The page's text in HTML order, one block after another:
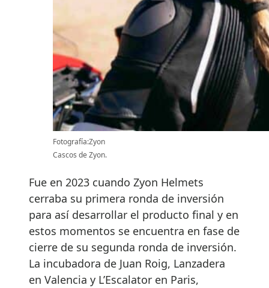
Fotografía:Zyon
Cascos de Zyon.
Fue en 2023 cuando Zyon Helmets
cerraba su primera ronda de inversión
para así desarrollar el producto final y en
estos momentos se encuentra en fase de
cierre de su segunda ronda de inversión.
La incubadora de Juan Roig, Lanzadera
en Valencia y L’Escalator en Paris,